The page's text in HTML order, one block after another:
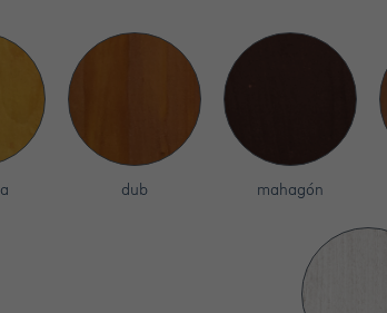
dub mahagón